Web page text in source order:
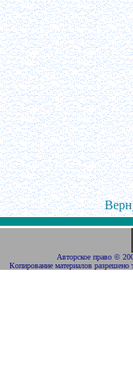
Авторское право ©
Копирование материалов